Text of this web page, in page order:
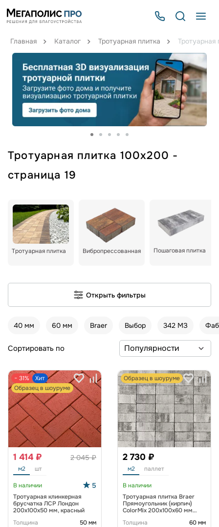
Главная Каталог Тротуарная плитка Тротуарная
Тротуарная плитка 100х200 -
страница 19
Тротуарная плитка Вибропрессованная Пошаговая плитка
Открыть фильтры
40 мм 60 мм Braer Выбор 342 МЗ
Сортировать по
− 31%
Хит
Образец в шоуруме
2 045 ₽
1 414 ₽
м2 шт
В наличии 5
Тротуарная клинкерная
брусчатка ЛСР Лондон
200х100х50 мм, красный
Толщина
50 мм
Образец в шоуруме
2 730 ₽
м2 паллет
В наличии
Тротуарная плитка Braer
Прямоугольник (кирпич)
ColorMix 200х100х60 мм
Толщина
60 мм